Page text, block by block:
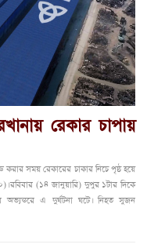
রেকার চাপায়
সময় রেকারের চাকার নিচে পৃষ্ঠ হয়ে
রবিবার (১৪ জানুয়ারি) দুপুর ১টার দিকে
এ দুর্ঘটনা ঘটে। নিহত সুজন